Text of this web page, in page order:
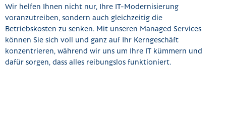
Wir helfen Ihnen nicht nur, Ihre IT-Modernisierung
voranzutreiben, sondern auch gleichzeitig die
Betriebskosten zu senken. Mit unseren Managed Services
können Sie sich voll und ganz auf Ihr Kerngeschäft
konzentrieren, während wir uns um Ihre IT kümmern und
dafür sorgen, dass alles reibungslos funktioniert.